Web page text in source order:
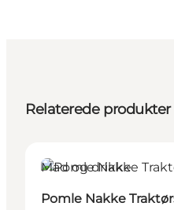
Relaterede produkter
Mad og drikke
Pomle Nakke